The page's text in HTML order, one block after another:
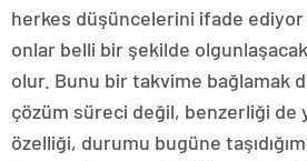
herkes düşüncelerini ifade
onlar belli bir şekilde
olur. Bunu bir takvime bağlamak
çözüm süreci değil, benzerliği de
özelliği, durumu bugüne